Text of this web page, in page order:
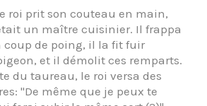
roi prit son couteau en main,
un maître cuisinier. Il frappa
de poing, il la fit fuir
et il démolit ces remparts.
du taureau, le roi versa des
"De même que je peux te